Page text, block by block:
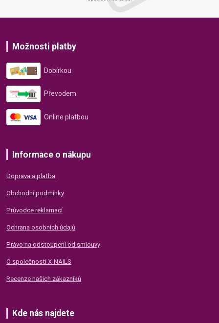
Možnosti platby
Dobírkou
Převodem
Online platbou
Informace o nákupu
Doprava a platba
Obchodní podmínky
Průvodce reklamací
Ochrana osobních údajů
Právo na odstoupení od smlouvy
O společnosti X-NAILS
Recenze našich zákazníků
Kde nás najdete